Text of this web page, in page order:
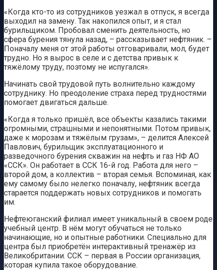
«Когда кто-то из сотрудников уезжал в отпуск, я всегда
выходил на замену. Так накопился опыт, и я стал
бурильщиком. Пробовал сменить деятельность, но
сфера бурения тянула назад, – рассказывает нефтяник. –
Поначалу меня от этой работы отговаривали, мол, будет
трудно. Но я вырос в селе и с детства привык к
тяжёлому труду, поэтому не испугался».
Начинать свой трудовой путь волнительно каждому
сотруднику. Но преодоление страха перед трудностями
помогает двигаться дальше.
«Когда я только пришёл, все объекты казались такими
огромными, страшными и непонятными. Потом привык,
даже к морозам и тяжёлым грузам», – делится Алексей
Павлович, бурильщик эксплуатационного и
разведочного бурения скважин на нефть и газ НФ АО
«ССК». Он работает в ССК 16-й год. Работа для него –
второй дом, а коллектив – вторая семья. Вспоминая, как
ему самому было нелегко поначалу, нефтяник всегда
старается поддержать новых сотрудников и помогать
им.
Нефтеюганский филиал имеет уникальный в своем роде
учебный центр. В нём могут обучаться не только
начинающие, но и опытные работники. Специально для
центра был приобретён интерактивный тренажёр из
Великобритании. ССК – первая в России организация,
которая купила такое оборудование.